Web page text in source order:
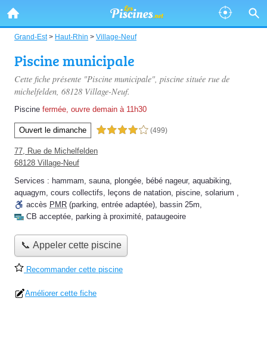
Grand-Est> Haut-Rhin > Village-Neuf
Piscine municipale
Cette fiche présente "Piscine municipale", piscine située rue de
michelfelden, 68128 Village-Neuf.
Piscine fermée, ouvre demain à 11h30
Ouvert le dimanche 4,0 étoiles sur 5 (499)
77, Rue de Michelfelden
68128 Village-Neuf
Services : hammam, sauna, plongée, bébé nageur, aquabiking,
aquagym, cours collectifs, leçons de natation, piscine, solarium ,
accès PMR (parking, entrée adaptée), bassin 25m,
CB acceptée, parking à proximité, pataugeoire
📞 Appeler cette piscine
Recommander cette piscine
Améliorer cette fiche